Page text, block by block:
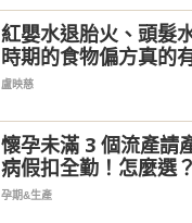
紅嬰水退胎火、頭髮
時期的食物偏方真的
盧映慈
懷孕未滿 3 個流產請
病假扣全勤！怎麼選
快 5 月上路
孕期&生產